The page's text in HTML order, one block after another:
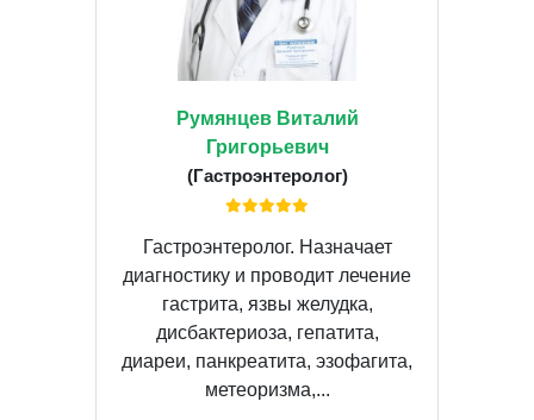
Румянцев Виталий
Григорьевич
(Гастроэнтеролог)
Гастроэнтеролог. Назначает
диагностику и проводит лечение
гастрита, язвы желудка,
дисбактериоза, гепатита,
диареи, панкреатита, эзофагита,
метеоризма,...